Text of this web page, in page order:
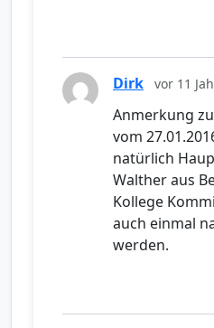
Dirk vor 11
Anmerkung
vom
natürlich
Walther aus
Kollege
auch einmal
werden.